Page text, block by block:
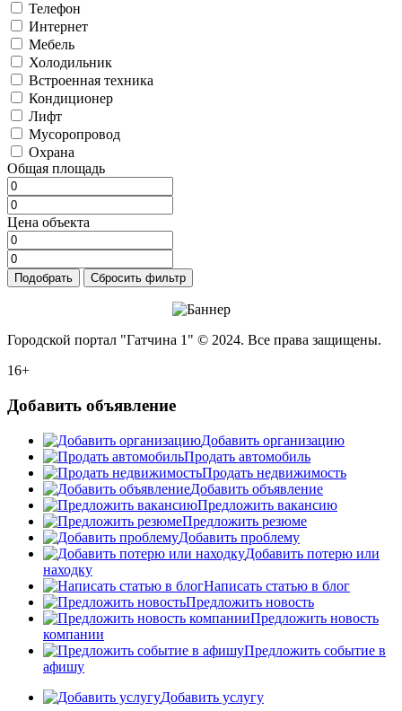
Телефон
Интернет
Мебель
Холодильник
Встроенная техника
Кондиционер
Лифт
Мусоропровод
Охрана
Общая площадь
Цена объекта
Подобрать Сбросить фильтр
Городской портал "Гатчина 1" © 2024. Все права защищены.
16+
Добавить объявление
Добавить организацию
Продать автомобиль
Продать недвижимость
Добавить объявление
Предложить вакансию
Предложить резюме
Добавить проблему
Добавить потерю или
находку
Написать статью в блог
Предложить новость
Предложить новость
компании
Предложить событие в
афишу
Добавить услугу